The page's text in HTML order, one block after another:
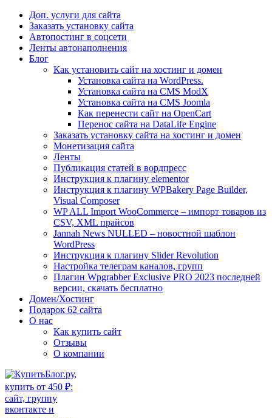
Доп. услуги для сайта
Заказать установку сайта
Автопостинг в соцсети
Ленты автонаполнения
Блог
Как установить сайт на хостинг и домен
Установка сайта на WordPress.
Установка сайта на CMS ModX
Установка сайта на CMS Joomla
Как перенести сайт на OpenCart
Перенос сайта на DataLife Engine
Заказать установку сайта на хостинг и домен
Монетизация сайта
Ленты
Публикация статей в вордпресс
Инструкция к плагину elementor
Инструкция к плагину WPBakery Page Builder,
Visual Composer
WP ALL Import WooCommerce – импорт товаров из
CSV, XML прайсов
Jannah News NULLED – новостной шаблон
WordPress
Инструкция к плагину Slider Revolution
Настройка телеграм каналов, групп
Плагин Wpgrabber Exclusive PRO 2023 последней
версии, скачать бесплатно
Домен/Хостинг
Подарок 62 сайта
О нас
Как купить сайт
Отзывы
О компании